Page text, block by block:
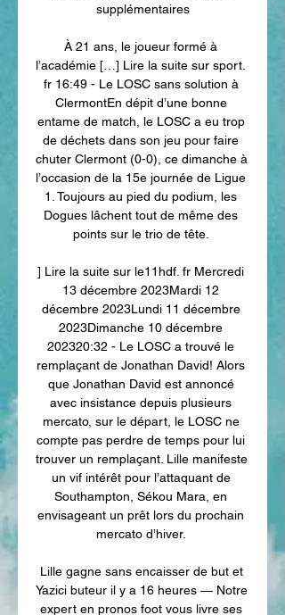
supplémentaires
À 21 ans, le joueur formé à
l’académie […] Lire la suite sur sport.
fr 16:49 - Le LOSC sans solution à
ClermontEn dépit d’une bonne
entame de match, le LOSC a eu trop
de déchets dans son jeu pour faire
chuter Clermont (0-0), ce dimanche à
l’occasion de la 15e journée de Ligue
1. Toujours au pied du podium, les
Dogues lâchent tout de même des
points sur le trio de tête.
] Lire la suite sur le11hdf. fr Mercredi
13 décembre 2023Mardi 12
décembre 2023Lundi 11 décembre
2023Dimanche 10 décembre
202320:32 - Le LOSC a trouvé le
remplaçant de Jonathan David! Alors
que Jonathan David est annoncé
avec insistance depuis plusieurs
mercato, sur le départ, le LOSC ne
compte pas perdre de temps pour lui
trouver un remplaçant. Lille manifeste
un vif intérêt pour l’attaquant de
Southampton, Sékou Mara, en
envisageant un prêt lors du prochain
mercato d’hiver.
Lille gagne sans encaisser de but et
Yazici buteur il y a 16 heures — Notre
expert en pronos foot vous livre ses